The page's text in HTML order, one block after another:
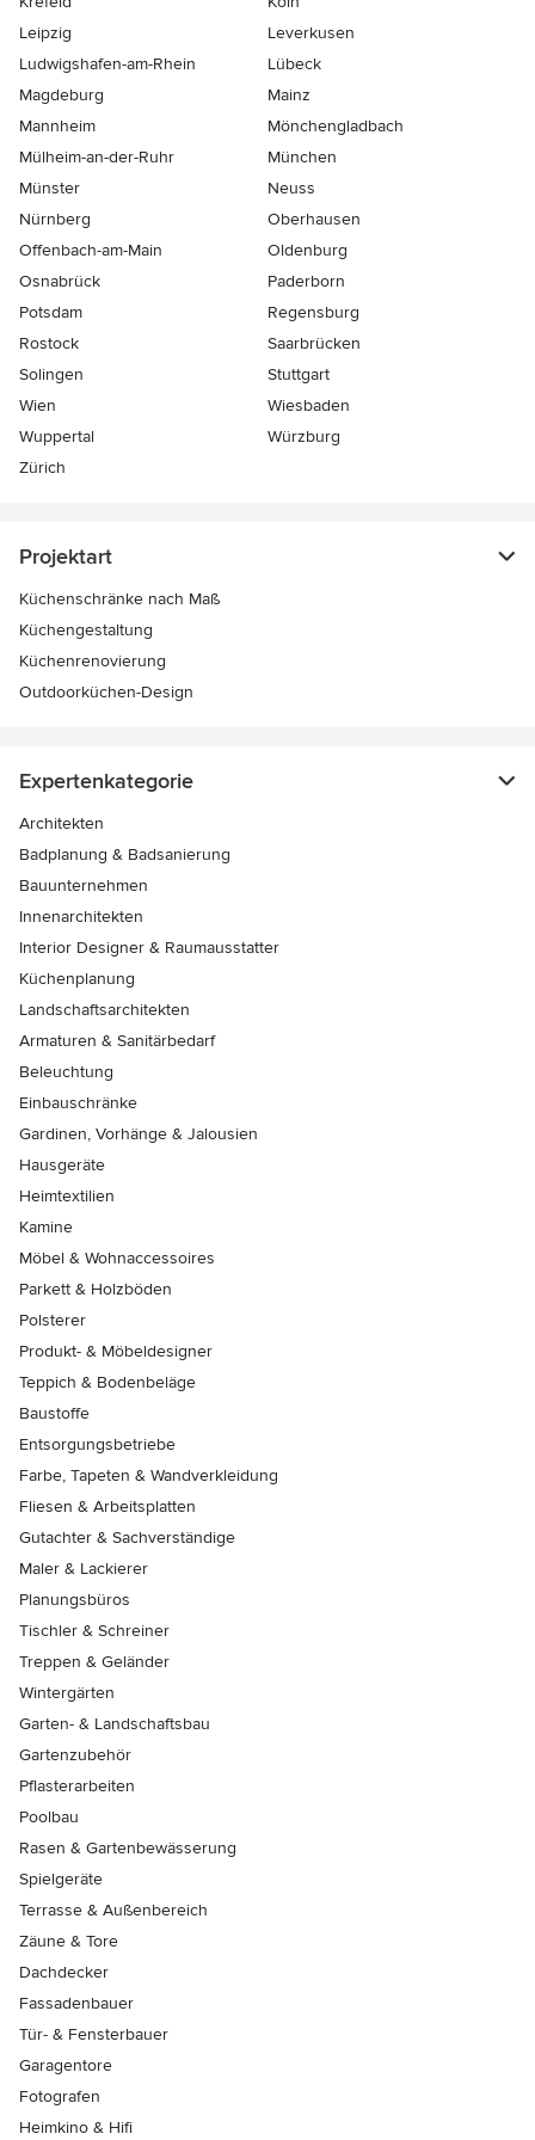
Leipzig
Leverkusen
Ludwigshafen-am-Rhein
Lübeck
Magdeburg
Mainz
Mannheim
Mönchen­gladbach
Mülheim-an-der-Ruhr
München
Münster
Neuss
Nürnberg
Oberhausen
Offenbach-am-Main
Oldenburg
Osnabrück
Paderborn
Potsdam
Regensburg
Rostock
Saarbrücken
Solingen
Stuttgart
Wien
Wiesbaden
Wuppertal
Würzburg
Zürich
Projektart
Küchenschränke nach Maß
Küchengestaltung
Küchenrenovierung
Outdoorküchen-Design
Expertenkategorie
Architekten
Badplanung & Badsanierung
Bauunternehmen
Innenarchitekten
Interior Designer & Raumausstatter
Küchenplanung
Landschaftsarchitekten
Armaturen & Sanitärbedarf
Beleuchtung
Einbauschränke
Gardinen, Vorhänge & Jalousien
Hausgeräte
Heimtextilien
Kamine
Möbel & Wohnaccessoires
Parkett & Holzböden
Polsterer
Produkt- & Möbeldesigner
Teppich & Bodenbeläge
Baustoffe
Entsorgungsbetriebe
Farbe, Tapeten & Wandverkleidung
Fliesen & Arbeitsplatten
Gutachter & Sachverständige
Maler & Lackierer
Planungsbüros
Tischler & Schreiner
Treppen & Geländer
Wintergärten
Garten- & Landschaftsbau
Gartenzubehör
Pflasterarbeiten
Poolbau
Rasen & Gartenbewässerung
Spielgeräte
Terrasse & Außenbereich
Zäune & Tore
Dachdecker
Fassadenbauer
Tür- & Fensterbauer
Garagentore
Fotografen
Heimkino & Hifi